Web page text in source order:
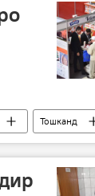
Тошканд